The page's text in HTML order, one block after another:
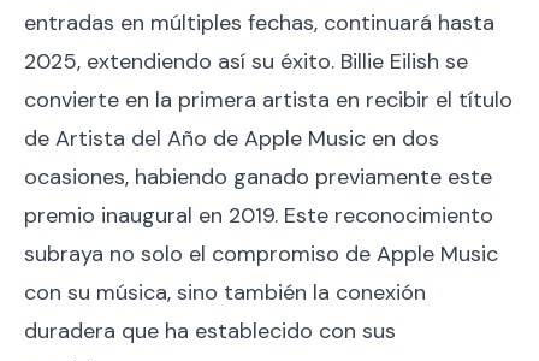
entradas en múltiples fechas, continuará hasta
2025, extendiendo así su éxito. Billie Eilish se
convierte en la primera artista en recibir el título
de Artista del Año de Apple Music en dos
ocasiones, habiendo ganado previamente este
premio inaugural en 2019. Este reconocimiento
subraya no solo el compromiso de Apple Music
con su música, sino también la conexión
duradera que ha establecido con sus